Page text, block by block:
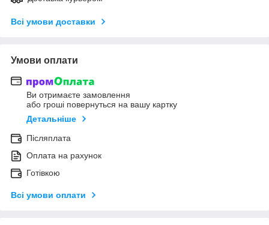
Всі умови доставки
Умови оплати
Ви отримаєте замовлення
або гроші повернуться на вашу картку
Детальніше
Післяплата
Оплата на рахунок
Готівкою
Всі умови оплати